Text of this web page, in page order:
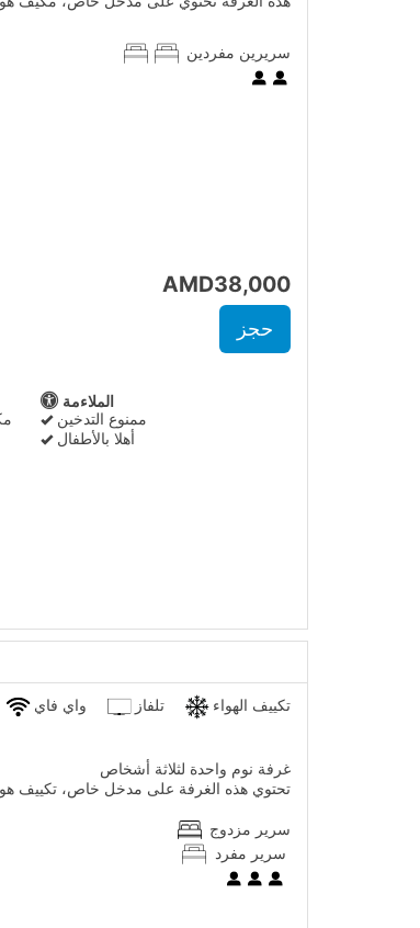
سريرين مفردين
AMD38,000
الملاءمة
ممنوع التدخين
أهلا بالأطفال
تكييف الهواء تلفاز واي فاي
غرفة نوم واحدة لثلاثة أشخاص
تحتوي هذه الغرفة على مدخل خاص، تكييف
سرير مزدوج